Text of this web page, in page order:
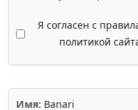
Я согласен с
политикой
Имя: Banari